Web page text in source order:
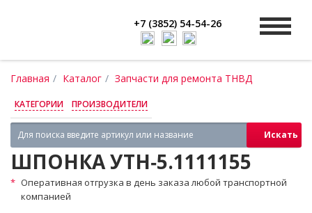
+7 (3852) 54-54-26
Главная Каталог Запчасти для ремонта ТНВД
КАТЕГОРИИ ПРОИЗВОДИТЕЛИ
Искать
ШПОНКА УТН‑5.1111155
Оперативная отгрузка в день заказа любой транспортной
компанией